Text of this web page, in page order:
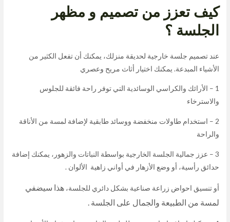
كيف تعزز من تصميم و مظهر
الجلسة ؟
عند تصميم جلسة خارجية لحديقة منزلك، يمكنك أن تفعل الكثير من
الأشياء المبدعة. يمكنك اختيار أثاث مريح وعصري
1 – الأرائك والكراسي الوسائدية التي توفر راحة فائقة للجلوس
والاسترخاء
2 – استخدام طاولات منخفضة ووسائد طابقية لإضافة لمسة من الأناقة
والراحة
3 – عزز جمالية الجلسة الخارجية بواسطة النباتات والزهور، يمكنك إضافة
حدائق رأسية، أو وضع الأزهار في أواني زاهية الألوان .
أو تنسيق احواض زراعة صناعية بشكل دائري للجلسة،هذا سيضفي
لمسة من الطبيعة والجمال على الجلسة .